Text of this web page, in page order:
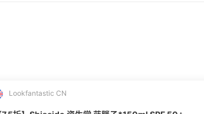
Lookfantastic CN